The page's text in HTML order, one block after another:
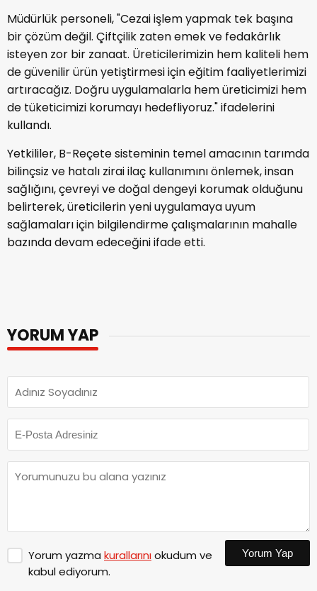
Müdürlük personeli, "Cezai işlem yapmak tek başına
bir çözüm değil. Çiftçilik zaten emek ve fedakârlık
isteyen zor bir zanaat. Üreticilerimizin hem kaliteli hem
de güvenilir ürün yetiştirmesi için eğitim faaliyetlerimizi
artıracağız. Doğru uygulamalarla hem üreticimizi hem
de tüketicimizi korumayı hedefliyoruz." ifadelerini
kullandı.
Yetkililer, B-Reçete sisteminin temel amacının tarımda
bilinçsiz ve hatalı zirai ilaç kullanımını önlemek, insan
sağlığını, çevreyi ve doğal dengeyi korumak olduğunu
belirterek, üreticilerin yeni uygulamaya uyum
sağlamaları için bilgilendirme çalışmalarının mahalle
bazında devam edeceğini ifade etti.
YORUM YAP
Yorum yazma kurallarınıokudum ve
kabul ediyorum.
Yorum Yap